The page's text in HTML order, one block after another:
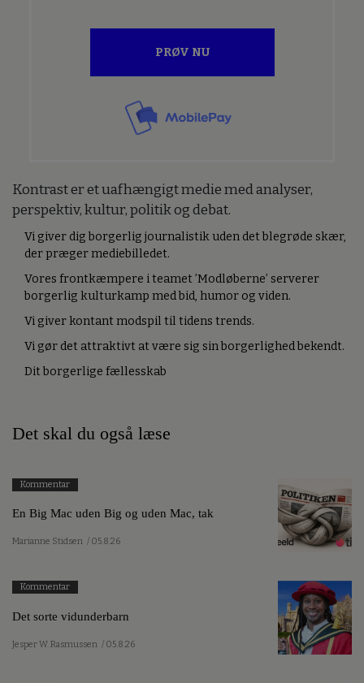
PRØV NU
Kontrast er et uafhængigt medie med analyser,
perspektiv, kultur, politik og debat.
Vi giver dig borgerlig journalistik uden det blegrøde skær,
der præger mediebilledet.
Vores frontkæmpere i teamet ’Modløberne’ serverer
borgerlig kulturkamp med bid, humor og viden.
Vi giver kontant modspil til tidens trends.
Vi gør det attraktivt at være sig sin borgerlighed bekendt.
Dit borgerlige fællesskab
Det skal du også læse
Kommentar
En Big Mac uden Big og uden Mac, tak
Marianne Stidsen / 05.8.26
Kommentar
Det sorte vidunderbarn
Jesper W. Rasmussen / 05.8.26